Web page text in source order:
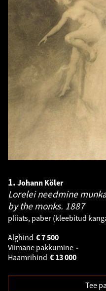
1. Johann Köler
Lorelei needmine
by the monks. 1887
pliiats, paber (kleebitud
Alghind
7 500
€
Viimane pakkumine -
Haamrihind
13 000
€
Tee